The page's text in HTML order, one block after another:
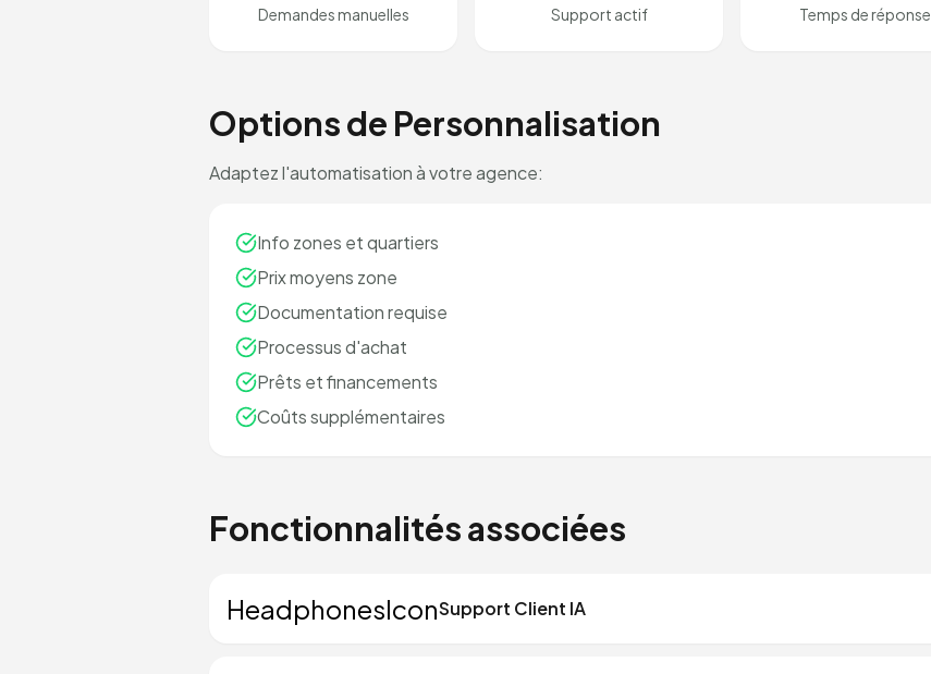
Demandes manuelles Support actif Temps de réponse
Options de Personnalisation
Adaptez l'automatisation à votre agence:
Info zones et quartiers
Prix moyens zone
Documentation requise
Processus d'achat
Prêts et financements
Coûts supplémentaires
Fonctionnalités associées
HeadphonesIconSupport Client IA